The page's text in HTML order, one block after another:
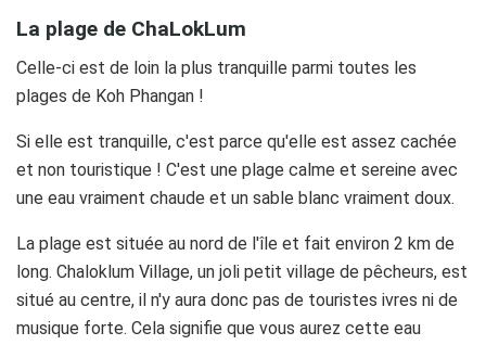
La plage de ChaLokLum
Celle-ci est de loin la plus tranquille parmi toutes les
plages de Koh Phangan !
Si elle est tranquille, c'est parce qu'elle est assez cachée
et non touristique ! C'est une plage calme et sereine avec
une eau vraiment chaude et un sable blanc vraiment doux.
La plage est située au nord de l'île et fait environ 2 km de
long. Chaloklum Village, un joli petit village de pêcheurs, est
situé au centre, il n'y aura donc pas de touristes ivres ni de
musique forte. Cela signifie que vous aurez cette eau